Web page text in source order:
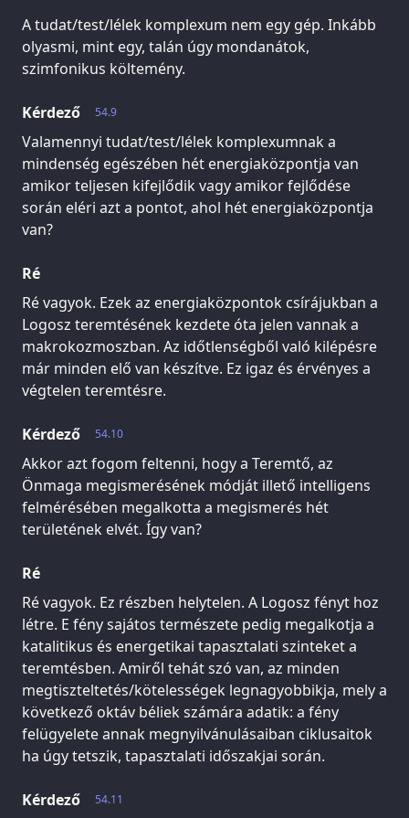
A tudat/test/lélek komplexum nem egy gép. Inkább
olyasmi, mint egy, talán úgy mondanátok,
szimfonikus költemény.
54.9
Kérdező
Valamennyi tudat/test/lélek komplexumnak a
mindenség egészében hét energiaközpontja van
amikor teljesen kifejlődik vagy amikor fejlődése
során eléri azt a pontot, ahol hét energiaközpontja
van?
Ré
Ré vagyok. Ezek az energiaközpontok csírájukban a
Logosz teremtésének kezdete óta jelen vannak a
makrokozmoszban. Az időtlenségből való kilépésre
már minden elő van készítve. Ez igaz és érvényes a
végtelen teremtésre.
54.10
Kérdező
Akkor azt fogom feltenni, hogy a Teremtő, az
Önmaga megismerésének módját illető intelligens
felmérésében megalkotta a megismerés hét
területének elvét. Így van?
Ré
Ré vagyok. Ez részben helytelen. A Logosz fényt hoz
létre. E fény sajátos természete pedig megalkotja a
katalitikus és energetikai tapasztalati szinteket a
teremtésben. Amiről tehát szó van, az minden
megtiszteltetés/kötelességek legnagyobbikja, mely a
következő oktáv béliek számára adatik: a fény
felügyelete annak megnyilvánulásaiban ciklusaitok
ha úgy tetszik, tapasztalati időszakjai során.
54.11
Kérdező